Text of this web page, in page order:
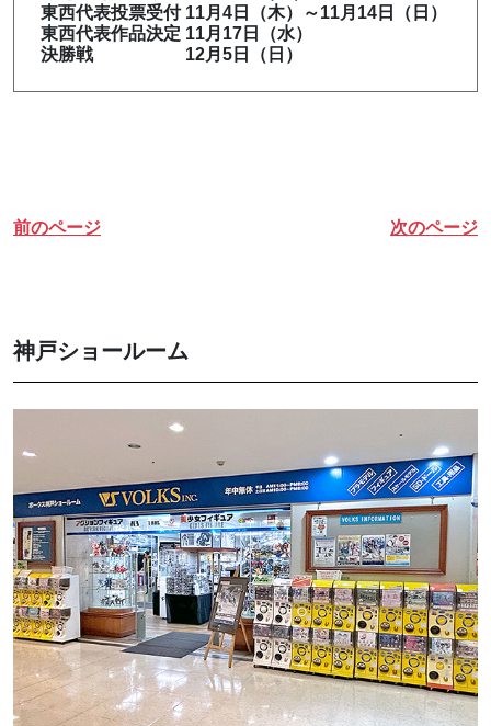
東西代表投票受付 11月4日（木）～11月14日（日）
東西代表作品決定 11月17日（水）
決勝戦 12月5日（日）
前のページ 次のページ
神戸ショールーム